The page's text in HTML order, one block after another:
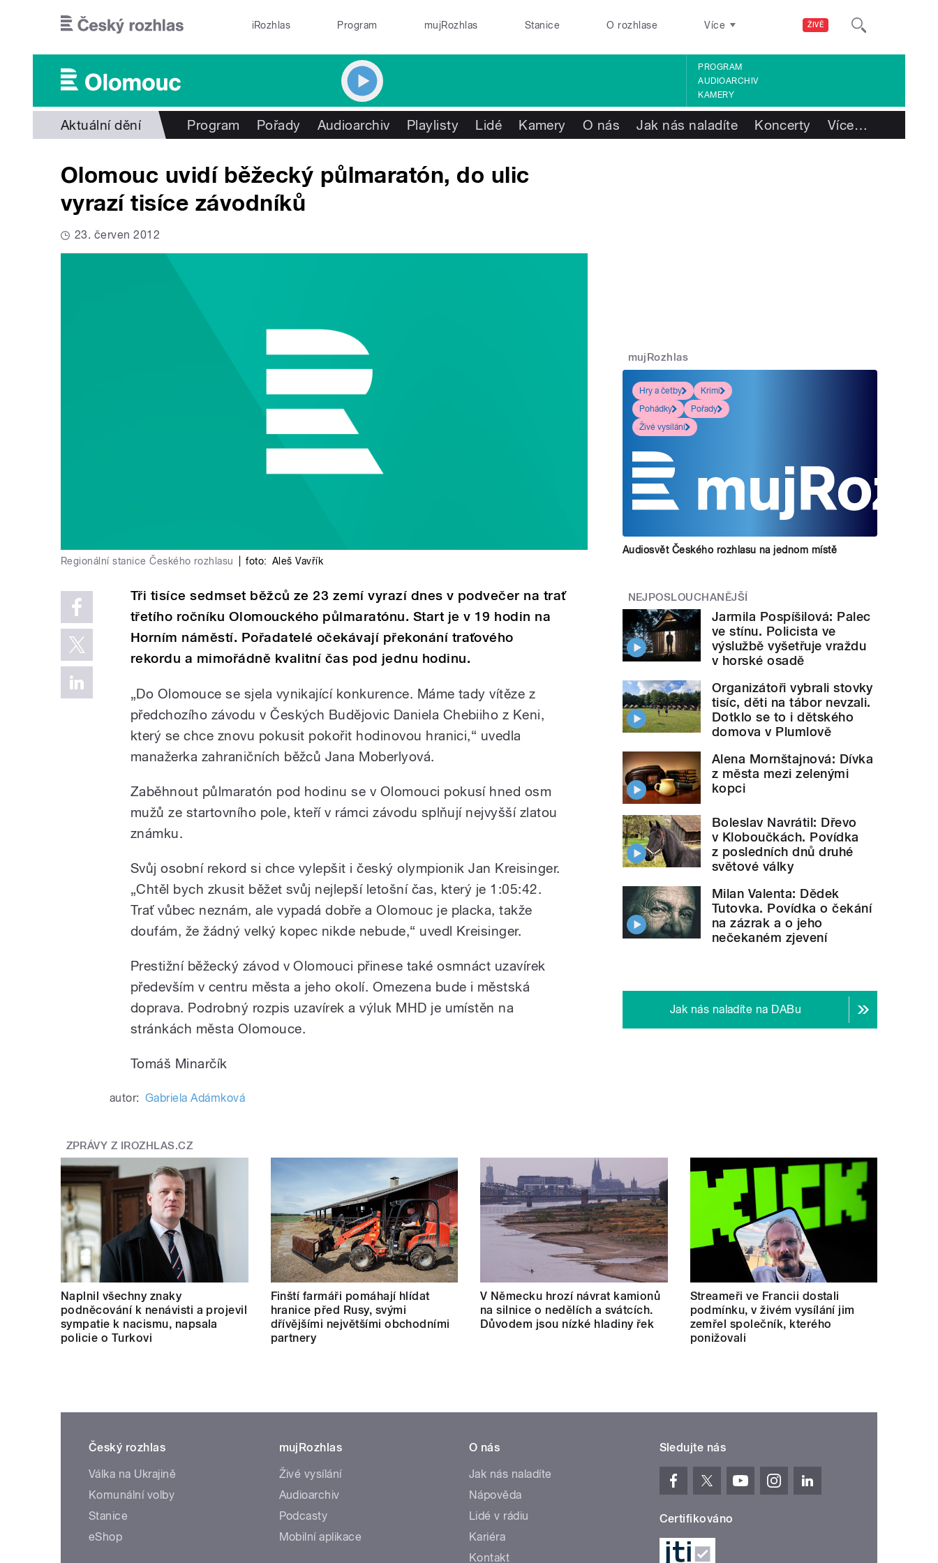
ŽIVĚ
iRozhlas Program mujRozhlas Stanice O rozhlase Více
PROGRAM
AUDIOARCHIV
KAMERY
Aktuální dění Program Pořady Audioarchiv Playlisty Lidé Kamery O nás Jak nás naladíte Koncerty Více…
Olomouc uvidí běžecký půlmaratón, do ulic
vyrazí tisíce závodníků
23. červen 2012
Regionální stanice Českého rozhlasu foto: Aleš Vavřík
Tři tisíce sedmset běžců ze 23 zemí vyrazí dnes v podvečer na trať
třetího ročníku Olomouckého půlmaratónu. Start je v 19 hodin na
Horním náměstí. Pořadatelé očekávají překonání traťového
rekordu a mimořádně kvalitní čas pod jednu hodinu.
„Do Olomouce se sjela vynikající konkurence. Máme tady vítěze z
předchozího závodu v Českých Budějovic Daniela Chebiiho z Keni,
který se chce znovu pokusit pokořit hodinovou hranici,“ uvedla
manažerka zahraničních běžců Jana Moberlyová.
Zaběhnout půlmaratón pod hodinu se v Olomouci pokusí hned osm
mužů ze startovního pole, kteří v rámci závodu splňují nejvyšší zlatou
známku.
Svůj osobní rekord si chce vylepšit i český olympionik Jan Kreisinger.
„Chtěl bych zkusit běžet svůj nejlepší letošní čas, který je 1:05:42.
Trať vůbec neznám, ale vypadá dobře a Olomouc je placka, takže
doufám, že žádný velký kopec nikde nebude,“ uvedl Kreisinger.
Prestižní běžecký závod v Olomouci přinese také osmnáct uzavírek
především v centru města a jeho okolí. Omezena bude i městská
doprava. Podrobný rozpis uzavírek a výluk MHD je umístěn na
stránkách města Olomouce.
Tomáš Minarčík
autor: Gabriela Adámková
mujRozhlas
Hry a četby
Krimi
Pohádky
Pořady
Živé vysílání
Audiosvět Českého rozhlasu na jednom místě
NEJPOSLOUCHANĚJŠÍ
Jarmila Pospíšilová: Palec
ve stínu. Policista ve
výslužbě vyšetřuje vraždu
v horské osadě
Organizátoři vybrali stovky
tisíc, děti na tábor nevzali.
Dotklo se to i dětského
domova v Plumlově
Alena Mornštajnová: Dívka
z města mezi zelenými
kopci
Boleslav Navrátil: Dřevo
v Kloboučkách. Povídka
z posledních dnů druhé
světové války
Milan Valenta: Dědek
Tutovka. Povídka o čekání
na zázrak a o jeho
nečekaném zjevení
Jak nás naladíte na DABu
ZPRÁVY Z IROZHLAS.CZ
Naplnil všechny znaky
podněcování k nenávisti a projevil
sympatie k nacismu, napsala
policie o Turkovi
Finští farmáři pomáhají hlídat
hranice před Rusy, svými
dřívějšími největšími obchodními
partnery
V Německu hrozí návrat kamionů
na silnice o nedělích a svátcích.
Důvodem jsou nízké hladiny řek
Streameři ve Francii dostali
podmínku, v živém vysílání jim
zemřel společník, kterého
ponižovali
Český rozhlas
Válka na Ukrajině
Komunální volby
Stanice
eShop
mujRozhlas
Živé vysílání
Audioarchiv
Podcasty
Mobilní aplikace
O nás
Jak nás naladíte
Nápověda
Lidé v rádiu
Kariéra
Kontakt
Sledujte nás
Certifikováno